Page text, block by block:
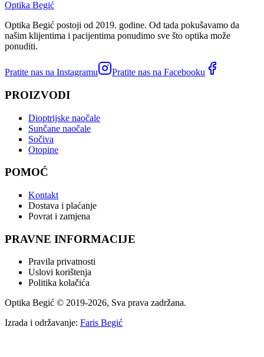
Optika Begić
Optika Begić postoji od 2019. godine. Od tada pokušavamo da
našim klijentima i pacijentima ponudimo sve što optika može
ponuditi.
Pratite nas na Instagramu Pratite nas na Facebooku
PROIZVODI
Dioptrijske naočale
Sunčane naočale
Sočiva
Otopine
POMOĆ
Kontakt
Dostava i plaćanje
Povrat i zamjena
PRAVNE INFORMACIJE
Pravila privatnosti
Uslovi korištenja
Politika kolačića
Optika Begić © 2019-2026, Sva prava zadržana.
Izrada i održavanje: Faris Begić